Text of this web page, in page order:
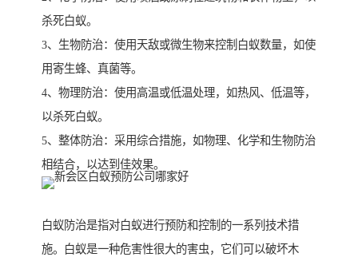
杀死白蚁。
3、生物防治：使用天敌或微生物来控制白蚁数量，如使
用寄生蜂、真菌等。
4、物理防治：使用高温或低温处理，如热风、低温等，
以杀死白蚁。
5、整体防治：采用综合措施，如物理、化学和生物防治
相结合，以达到佳效果。
白蚁防治是指对白蚁进行预防和控制的一系列技术措
施。白蚁是一种危害性很大的害虫，它们可以破坏木